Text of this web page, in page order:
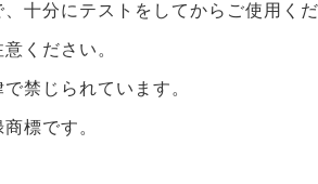
十分にテストをしてからご使用く
ください。
禁じられています。
標です。